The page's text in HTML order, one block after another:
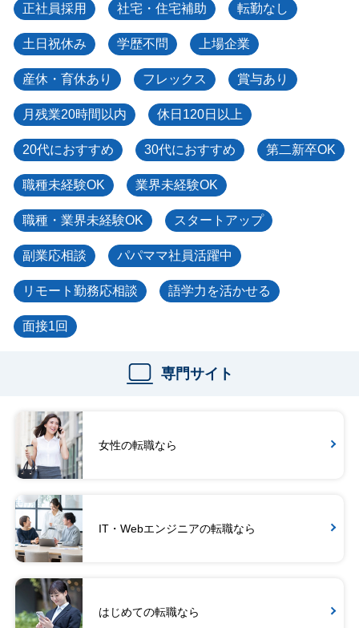
正社員採用 社宅・住宅補助 転勤なし
土日祝休み 学歴不問 上場企業
産休・育休あり フレックス 賞与あり
月残業20時間以内 休日120日以上
20代におすすめ 30代におすすめ 第二新卒OK
職種未経験OK 業界未経験OK
職種・業界未経験OK スタートアップ
副業応相談 パパママ社員活躍中
リモート勤務応相談 語学力を活かせる
面接1回
専門サイト
女性の転職なら
IT・Webエンジニアの転職なら
はじめての転職なら